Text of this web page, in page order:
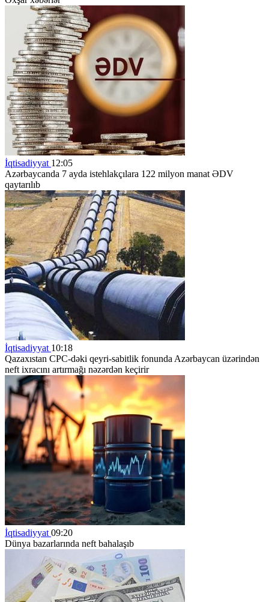
İqtisadiyyat 12:05
Azərbaycanda 7 ayda istehlakçılara 122 milyon manat ƏDV
qaytarılıb
İqtisadiyyat 10:18
Qazaxıstan CPC-dəki qeyri-sabitlik fonunda Azərbaycan üzərindən
neft ixracını artırmağı nəzərdən keçirir
İqtisadiyyat 09:20
Dünya bazarlarında neft bahalaşıb